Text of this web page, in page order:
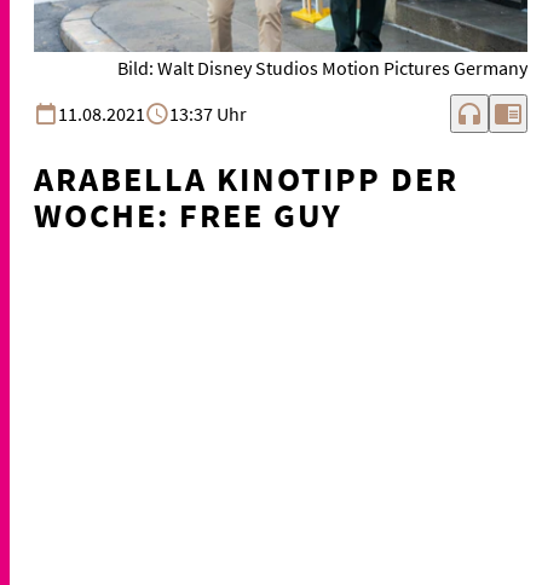
Bild: Walt Disney Studios Motion Pictures Germany
11.08.2021
13:37 Uhr headphones chrome_reader_mode
ARABELLA KINOTIPP DER
WOCHE: FREE GUY